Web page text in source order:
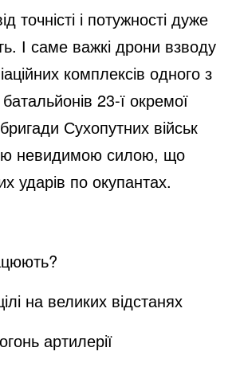
y
V
i
d
o
точністі і потужності дуже
І саме важкі дрони взводу
комплексів одного з
23-ї окремої
Сухопутних військ
невидимою силою, що
ударів по окупантах.
на великих відстанях
артилерії